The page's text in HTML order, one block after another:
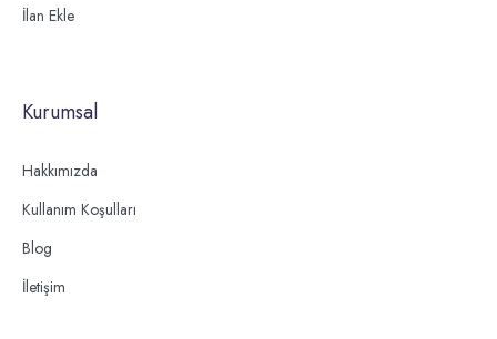
İlan Ekle
Kurumsal
Hakkımızda
Kullanım Koşulları
Blog
İletişim